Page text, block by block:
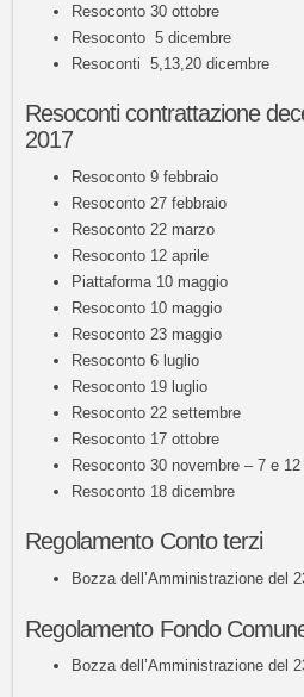
Resoconto 30 ottobre
Resoconto 5 dicembre
Resoconti 5,13,20 dicembre
Resoconti contrattazione
2017
Resoconto 9 febbraio
Resoconto 27 febbraio
Resoconto 22 marzo
Resoconto 12 aprile
Piattaforma 10 maggio
Resoconto 10 maggio
Resoconto 23 maggio
Resoconto 6 luglio
Resoconto 19 luglio
Resoconto 22 settembre
Resoconto 17 ottobre
Resoconto 30 novembre – 7 e
Resoconto 18 dicembre
Regolamento Conto terzi
Bozza dell’Amministrazione del
Regolamento Fondo
Bozza dell’Amministrazione del